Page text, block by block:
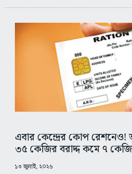
এবার কেন্দ্রের কোপ রেশনেও!
৩৫ কেজির বরাদ্দ কমে ৭ কেজি
১৩ জুলাই, ২০২৬